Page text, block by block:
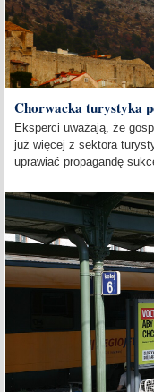
Chorwacka turystyka
Eksperci uważają, że
już więcej z sektora
uprawiać propagandę